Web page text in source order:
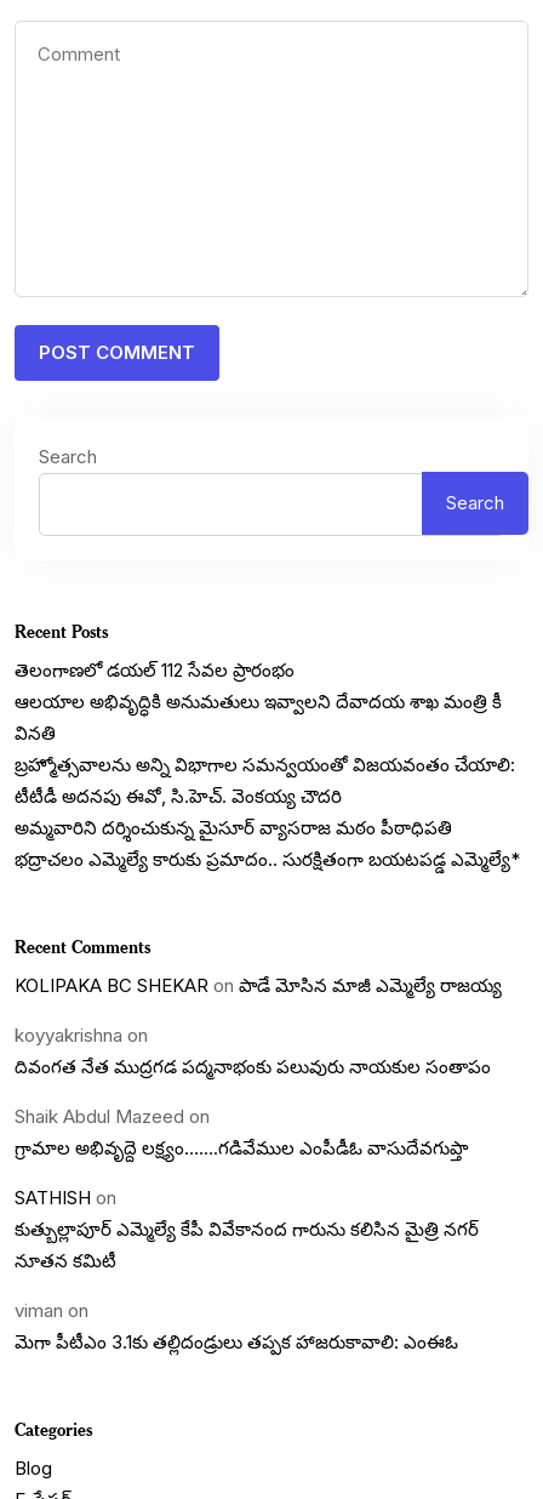
Search
Search
Recent Posts
తెలంగాణలో డయల్‌ 112 సేవల ప్రారంభం
ఆలయాల అభివృద్ధికి అనుమతులు ఇవ్వాలని దేవాదయ శాఖ మంత్రి కీ
వినతి
బ్రహ్మోత్సవాలను అన్ని విభాగాల సమన్వయంతో విజయవంతం చేయాలి:
టీటీడీ అదనపు ఈవో, సి.హెచ్. వెంకయ్య చౌదరి
అమ్మవారిని దర్శించుకున్న మైసూర్ వ్యాసరాజ మఠం పీఠాధిపతి
భద్రాచలం ఎమ్మెల్యే కారుకు ప్రమాదం.. సురక్షితంగా బయటపడ్డ ఎమ్మెల్యే*
Recent Comments
KOLIPAKA BC SHEKAR on పాడే మోసిన మాజీ ఎమ్మెల్యే రాజయ్య
koyyakrishna on
దివంగత నేత ముద్రగడ పద్మనాభంకు పలువురు నాయకుల సంతాపం
Shaik Abdul Mazeed on
గ్రామాల అభివృద్దె లక్ష్యం…….గడివేముల ఎంపీడీఓ వాసుదేవగుప్తా
SATHISH on
కుత్బుల్లాపూర్ ఎమ్మెల్యే కేపీ వివేకానంద గారును కలిసిన మైత్రి నగర్
నూతన కమిటీ
viman on
మెగా పీటీఎం 3.1కు తల్లిదండ్రులు తప్పక హాజరుకావాలి: ఎంఈఓ
Categories
Blog